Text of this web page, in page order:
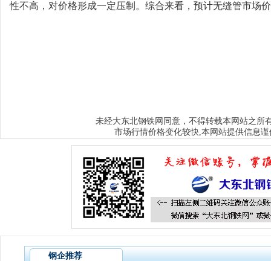
性不高，对价格形成一定压制。综合来看，预计无缝管市场
未经大东北钢铁网 同意，不得转载本网站之所
市场行情价格变化较快,本网站提供信息
钢企推荐